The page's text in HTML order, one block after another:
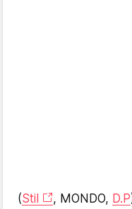
(Stil , MONDO, D.P